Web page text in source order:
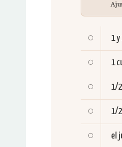
1
1
1/
1/
el